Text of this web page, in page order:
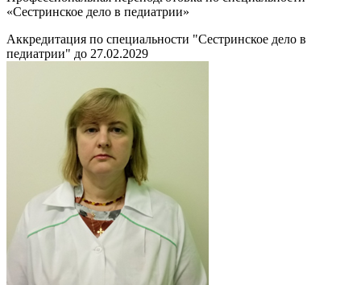
«Сестринское дело в педиатрии»
Аккредитация по специальности "Сестринское дело в
педиатрии" до 27.02.2029